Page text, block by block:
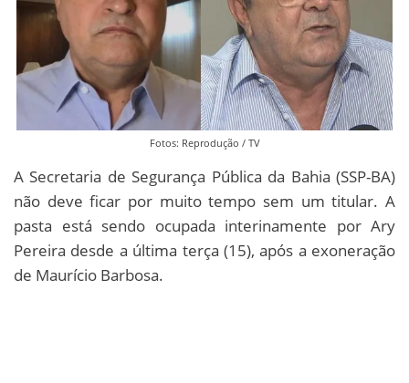
Fotos: Reprodução / TV
A Secretaria de Segurança Pública da Bahia (SSP-BA)
não deve ficar por muito tempo sem um titular. A
pasta está sendo ocupada interinamente por Ary
Pereira desde a última terça (15), após a exoneração
de Maurício Barbosa.